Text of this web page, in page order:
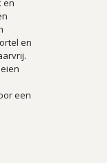
en
en
een